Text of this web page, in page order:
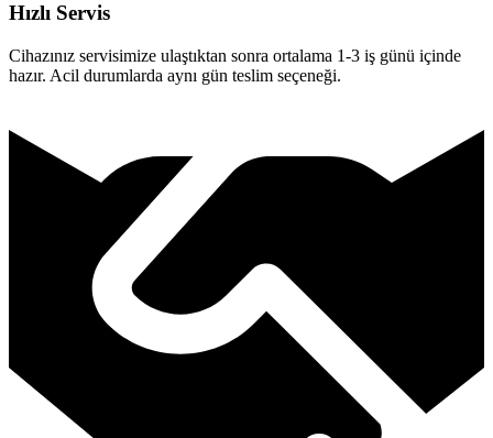
Hızlı Servis
Cihazınız servisimize ulaştıktan sonra ortalama 1-3 iş günü içinde
hazır. Acil durumlarda aynı gün teslim seçeneği.